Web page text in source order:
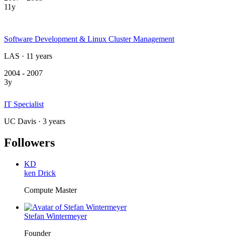
11y
Software Development & Linux Cluster Management
LAS · 11 years
2004 - 2007
3y
IT Specialist
UC Davis · 3 years
Followers
KD
ken Drick
Compute Master
Stefan Wintermeyer
Founder